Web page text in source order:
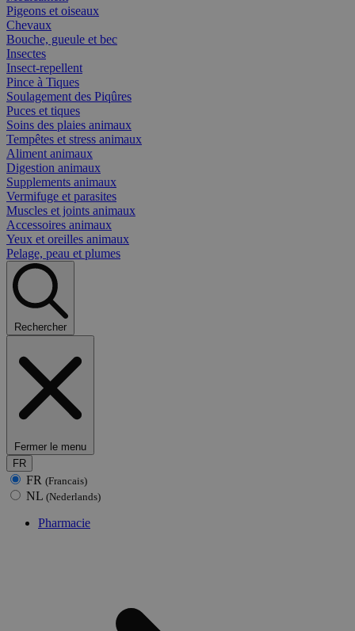
Pigeons et oiseaux
Chevaux
Bouche, gueule et bec
Insectes
Insect-repellent
Pince à Tiques
Soulagement des Piqûres
Puces et tiques
Soins des plaies animaux
Tempêtes et stress animaux
Aliment animaux
Digestion animaux
Supplements animaux
Vermifuge et parasites
Muscles et joints animaux
Accessoires animaux
Yeux et oreilles animaux
Pelage, peau et plumes
Rechercher
Fermer le menu
FR
FR (Francais)
NL (Nederlands)
Pharmacie